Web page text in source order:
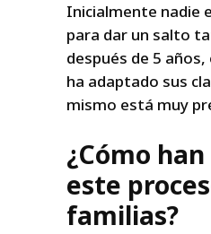
Inicialmente nadie
para dar un salto
después de 5
ha adaptado sus
mismo está muy
¿Cómo
este
familias?